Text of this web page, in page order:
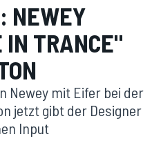
NEWEY
TRANCE"
Newey mit Eifer bei der
jetzt gibt der Designer
Input